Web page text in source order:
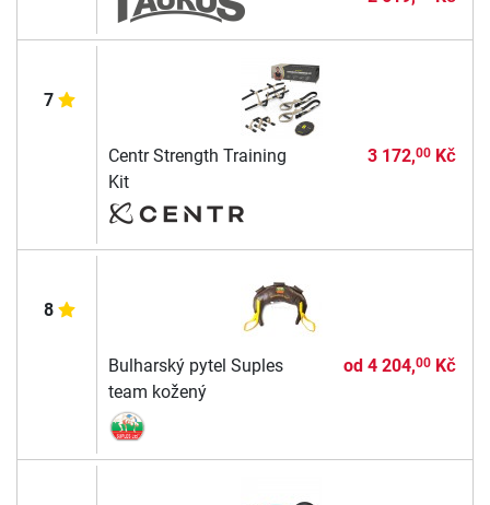
7
Centr Strength Training
Kit
3 172,00Kč
8
Bulharský pytel Suples
team kožený
od 4 204,00Kč